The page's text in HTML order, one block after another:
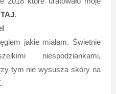
.
jakie miałam. Świetnie
niespodziankami,
tym nie wysusza skóry na
.